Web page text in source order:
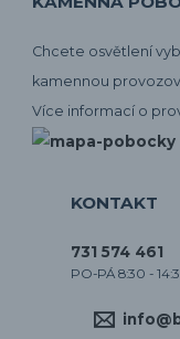
Chcete osvětlení
kamennou
Více informací o
KONTAKT
731 574 461
PO-PÁ 8:30 -